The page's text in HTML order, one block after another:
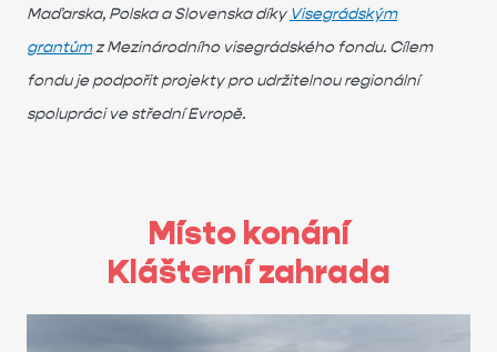
Maďarska, Polska a Slovenska díky Visegrádským
grantůmz Mezinárodního visegrádského fondu. Cílem
fondu je podpořit projekty pro udržitelnou regionální
spolupráci ve střední Evropě.
Místo konání
Klášterní zahrada